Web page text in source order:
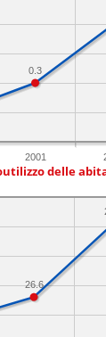
2001
0.3
delle
26.6